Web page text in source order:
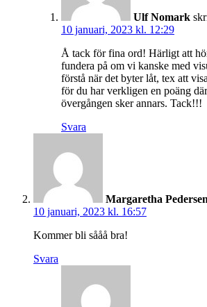
Ulf Nomark
10 januari, 2023 kl. 12:29
Å tack för fina ord! Härligt att
fundera på om vi kanske med
förstå när det byter låt, tex att
för du har verkligen en poäng
övergången sker annars. Tack!!!
Svara
Margaretha Pedersen
10 januari, 2023 kl. 16:57
Kommer bli sååå bra!
Svara